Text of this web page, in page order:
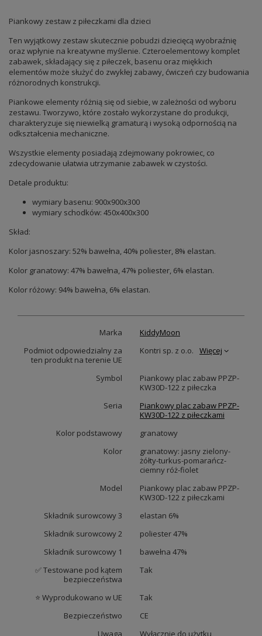
Piankowy zestaw z piłeczkami dla dzieci
Ten wyjątkowy zestaw skutecznie pobudzi dziecięcą wyobraźnię
oraz wpłynie na kreatywne myślenie. Czteroelementowy komplet
zabawek, składający się z piłeczek, basenu oraz miękkich
elementów może służyć do zwykłej zabawy, ćwiczeń czy budowania
różnorodnych konstrukcji.
Piankowe elementy różnią się od siebie, w zależności od wyboru
zestawu. Tworzywo, które zostało wykorzystane do produkcji,
charakteryzuje się niewielką gramaturą i wysoką odpornością na
odkształcenia mechaniczne.
Wszystkie elementy posiadają zdejmowany pokrowiec, co
zdecydowanie ułatwia utrzymanie zabawek w czystości.
Detale produktu:
wymiary basenu: 900x900x300
wymiary schodków: 450x400x300
Skład:
Kolor jasnoszary: 52% bawełna, 40% poliester, 8% elastan.
Kolor granatowy: 47% bawełna, 47% poliester, 6% elastan.
Kolor różowy: 94% bawełna, 6% elastan.
Marka
KiddyMoon
Podmiot odpowiedzialny za
ten produkt na terenie UE
Kontri sp. z o.o. Więcej
Symbol
Piankowy plac zabaw PPZP-
KW30D-122 z piłeczka
Seria
Piankowy plac zabaw PPZP-
KW30D-122 z piłeczkami
Kolor podstawowy
granatowy
Kolor
granatowy: jasny zielony-
żółty-turkus-pomarańcz-
ciemny róż-fiolet
Model
Piankowy plac zabaw PPZP-
KW30D-122 z piłeczkami
Składnik surowcowy 3
elastan 6%
Składnik surowcowy 2
poliester 47%
Składnik surowcowy 1
bawełna 47%
✅ Testowane pod kątem
bezpieczeństwa
Tak
⭐ Wyprodukowano w UE
Tak
Bezpieczeństwo
CE
Uwaga
Wyłącznie do użytku